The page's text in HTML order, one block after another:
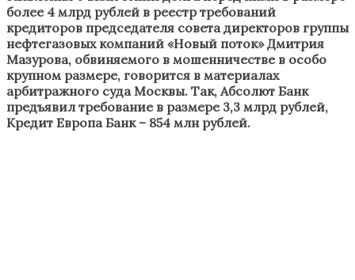
более 4 млрд рублей в реестр требований
кредиторов председателя совета директоров группы
нефтегазовых компаний «Новый поток» Дмитрия
Мазурова, обвиняемого в мошенничестве в особо
крупном размере, говорится в материалах
арбитражного суда Москвы. Так, Абсолют Банк
предъявил требование в размере 3,3 млрд рублей,
Кредит Европа Банк – 854 млн рублей.